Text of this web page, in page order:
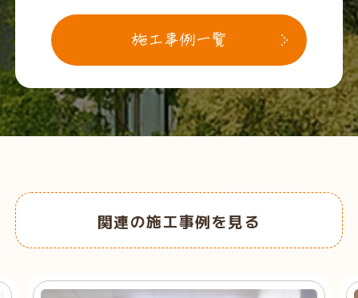
関連の施工事例を見る